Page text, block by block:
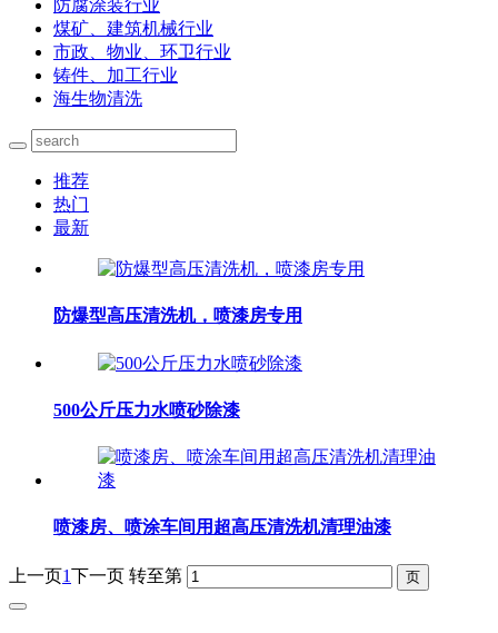
防腐涂装行业
煤矿、建筑机械行业
市政、物业、环卫行业
铸件、加工行业
海生物清洗
推荐
热门
最新
防爆型高压清洗机，喷漆房专用
500公斤压力水喷砂除漆
喷漆房、喷涂车间用超高压清洗机清理油漆
上一页1下一页 转至第